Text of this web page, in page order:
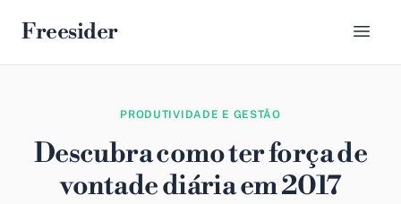
Freesider
PRODUTIVIDADE E GESTÃO
Descubra como ter força de
vontade diária em 2017